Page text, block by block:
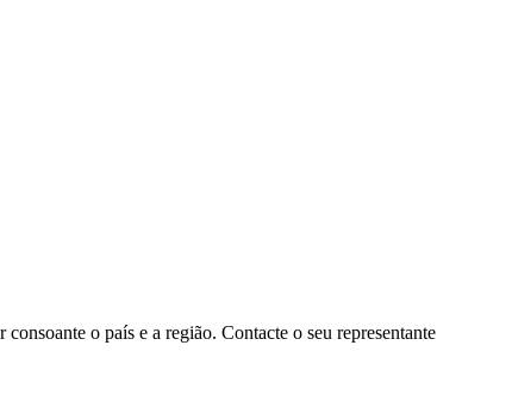
o país e a região. Contacte o seu representante